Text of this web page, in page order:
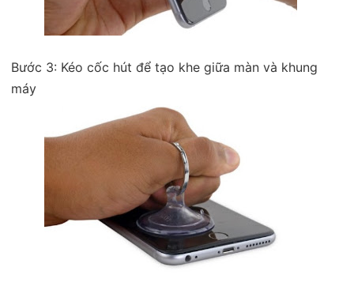
Bước 3: Kéo cốc hút để tạo khe giữa màn và khung
máy